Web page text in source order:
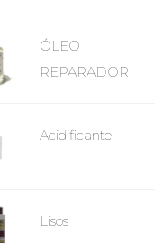
ÓLEO
REPARADOR
Acidificante
Lisos